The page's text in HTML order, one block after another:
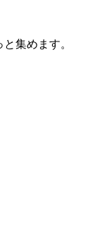
集めます。